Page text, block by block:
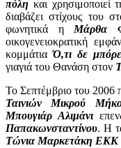
πόλη και χρησιμοποιεί
διαβάζει στίχους του
φωνητικά η Μάρθα
οικογενειοκρατική
κομμάτιαΌ,τι δε
γιαγιά του Θανάση στον
Το Σεπτέμβριο του 2006
Ταινιών Μικρού
Μπουγιάρ Αλιμάνι
Παπακωνσταντίνου. Η
Τώνια Μαρκετάκη ΕΚΚ